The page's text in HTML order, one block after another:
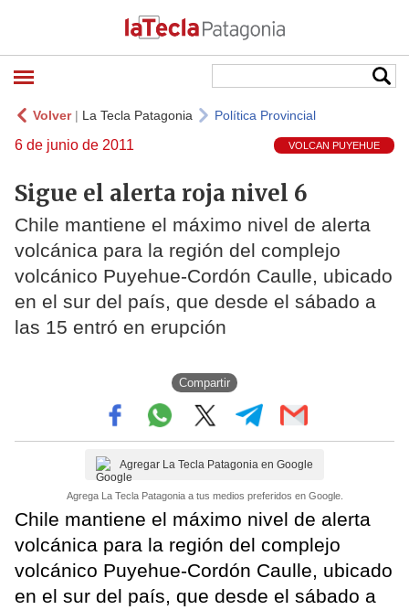
Volver| La Tecla Patagonia Política Provincial
6 de junio de 2011 VOLCAN PUYEHUE
Sigue el alerta roja nivel 6
Chile mantiene el máximo nivel de alerta
volcánica para la región del complejo
volcánico Puyehue-Cordón Caulle, ubicado
en el sur del país, que desde el sábado a
las 15 entró en erupción
Compartir
Agregar La Tecla Patagonia en Google
Agrega La Tecla Patagonia a tus medios preferidos en Google.
Chile mantiene el máximo nivel de alerta
volcánica para la región del complejo
volcánico Puyehue-Cordón Caulle, ubicado
en el sur del país, que desde el sábado a